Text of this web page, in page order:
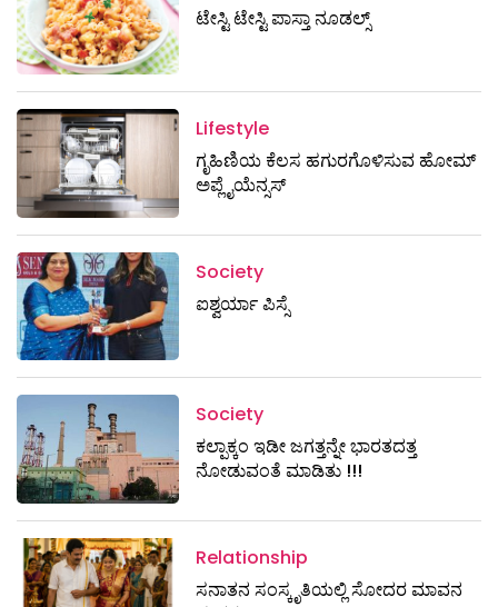
ಟೇಸ್ಟಿ ಟೇಸ್ಟಿ ಪಾಸ್ತಾ ನೂಡಲ್ಸ್
Lifestyle
ಗೃಹಿಣಿಯ ಕೆಲಸ ಹಗುರಗೊಳಿಸುವ ಹೋಮ್
ಅಪ್ಲೈಯೆನ್ಸಸ್‌
Society
ಐಶ್ವರ್ಯಾ ಪಿಸ್ಸೆ
Society
ಕಲ್ಪಾಕ್ಕಂ ಇಡೀ ಜಗತ್ತನ್ನೇ ಭಾರತದತ್ತ
ನೋಡುವಂತೆ ಮಾಡಿತು !!!
Relationship
ಸನಾತನ ಸಂಸ್ಕೃತಿಯಲ್ಲಿ ಸೋದರ ಮಾವನ